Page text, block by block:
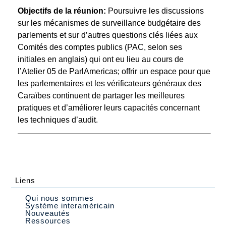
Objectifs de la réunion: Poursuivre les discussions
sur les mécanismes de surveillance budgétaire des
parlements et sur d’autres questions clés liées aux
Comités des comptes publics (PAC, selon ses
initiales en anglais) qui ont eu lieu au cours de
l’Atelier 05 de ParlAmericas; offrir un espace pour que
les parlementaires et les vérificateurs généraux des
Caraïbes continuent de partager les meilleures
pratiques et d’améliorer leurs capacités concernant
les techniques d’audit.
Liens
Qui nous sommes
Système interaméricain
Nouveautés
Ressources